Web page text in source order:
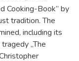
Cooking-Book” by
tradition. The
including its
„The